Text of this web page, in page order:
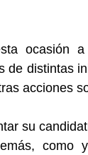
ocasión a
de distintas
acciones
su
como